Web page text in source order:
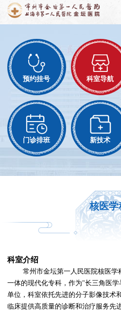
预约挂号 科室导航
门诊排班 新技术
核医学
科室介绍
常州市金坛第一人民医院核医学
一体的现代化专科，作为"长三角医
单位，科室依托先进的分子影像技术
临床提供高质量的诊断和治疗服务先